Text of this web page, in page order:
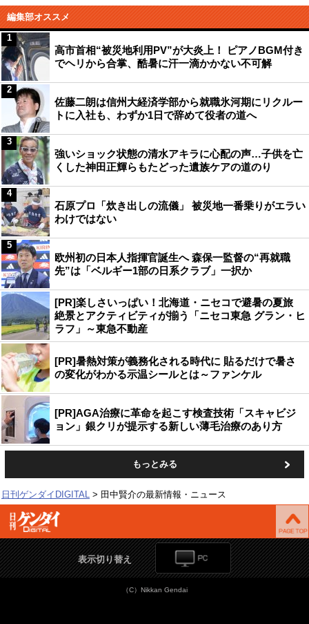
編集部オススメ
高市首相“被災地利用PV”が大炎上！ ピアノBGM付き
でヘリから合掌、酷暑に汗一滴かかない不可解
1
佐藤二朗は信州大経済学部から就職氷河期にリクルー
トに入社も、わずか1日で辞めて役者の道へ
2
強いショック状態の清水アキラに心配の声…子供を亡
くした神田正輝らもたどった遺族ケアの道のり
3
石原プロ「炊き出しの流儀」 被災地一番乗りがエラい
わけではない
4
欧州初の日本人指揮官誕生へ 森保一監督の“再就職
先”は「ベルギー1部の日系クラブ」一択か
5
[PR]楽しさいっぱい！北海道・ニセコで避暑の夏旅
絶景とアクティビティが揃う「ニセコ東急 グラン・ヒ
ラフ」～東急不動産
[PR]暑熱対策が義務化される時代に 貼るだけで暑さ
の変化がわかる示温シールとは～ファンケル
[PR]AGA治療に革命を起こす検査技術「スキャビジ
ョン」銀クリが提示する新しい薄毛治療のあり方
もっとみる
日刊ゲンダイDIGITAL 田中賢介の最新情報・ニュース
表示切り替え
（C）Nikkan Gendai